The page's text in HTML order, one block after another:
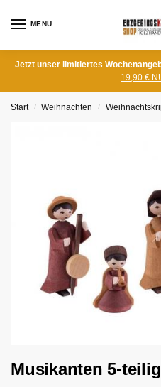
MENU
Jetzt unser limitiertes
19,90 €
Start / Weihnachten /
Musikanten 5-